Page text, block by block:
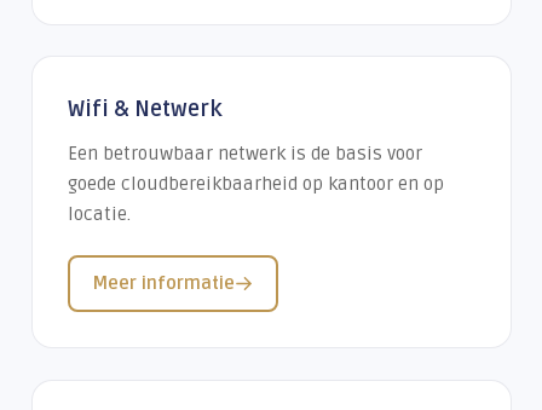
Wifi & Netwerk
Een betrouwbaar netwerk is de basis voor
goede cloudbereikbaarheid op kantoor en op
locatie.
Meer informatie